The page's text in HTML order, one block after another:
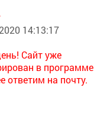
14:13:17
Сайт уже
в
ответим на почту.